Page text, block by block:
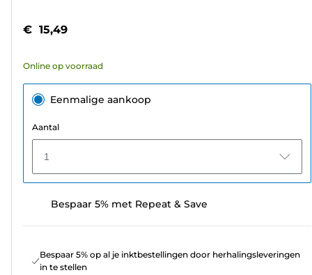
sterren.
beoordelingen
€ 15,49
Online op voorraad
Eenmalige aankoop
Aantal
1
Bespaar 5% met Repeat & Save
Bespaar 5% op al je inktbestellingen door herhalingsleveringen
in te stellen